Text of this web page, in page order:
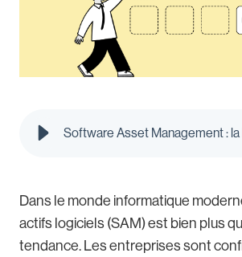
Dans le monde informatique
actifs logiciels (SAM) est bien plus
tendance. Les entreprises sont